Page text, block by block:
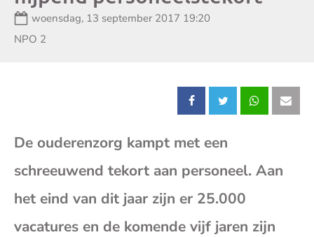
Datum:
woensdag, 13 september 2017 19:20
Zender:
NPO 2
Deel
dit
bericht
op
Deel
bericht
op
Deel
bericht
op
De ouderenzorg kampt met een
schreeuwend tekort aan personeel. Aan
het eind van dit jaar zijn er 25.000
vacatures en de komende vijf jaren zijn